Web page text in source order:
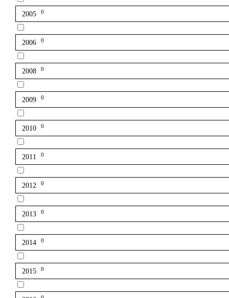
2005 0
2006 0
2008 0
2009 0
2010 0
2011 0
2012 0
2013 0
2014 0
2015 0